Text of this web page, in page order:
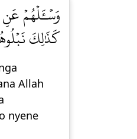
وَسۡـَٔلۡهُمۡ عَنِ
كَذَٰلِكَ
Allah
nyene